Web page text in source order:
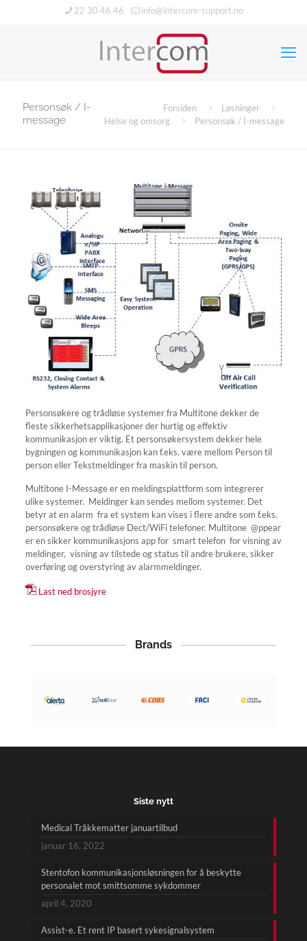
22 30 46 46 info@intercom-support.no
Personsøk / I-
message
Forsiden
Løsninger
Helse og omsorg
Personsøk / I-message
Personsøkere og trådløse systemer fra Multitone dekker de
fleste sikkerhetsapplikasjoner der hurtig og effektiv
kommunikasjon er viktig. Et personsøkersystem dekker hele
bygningen og kommunikasjon kan f.eks. være mellom Person til
person eller Tekstmeldinger fra maskin til person.
Multitone I-Message er en meldingsplattform som integrerer
ulike systemer. Meldinger kan sendes mellom systemer. Det
betyr at en alarm fra et system kan vises i flere andre som f.eks.
personsøkere og trådløse Dect/WiFi telefoner. Multitone @ppear
er en sikker kommunikasjons app for smart telefon for visning av
meldinger, visning av tilstede og status til andre brukere, sikker
overføring og overstyring av alarmmeldinger.
Last ned brosjyre
Brands
Siste nytt
Medical Tråkkematter januartilbud
januar 16, 2022
Stentofon kommunikasjonsløsningen for å beskytte
personalet mot smittsomme sykdommer
april 4, 2020
Assist-e. Et rent IP basert sykesignalsystem